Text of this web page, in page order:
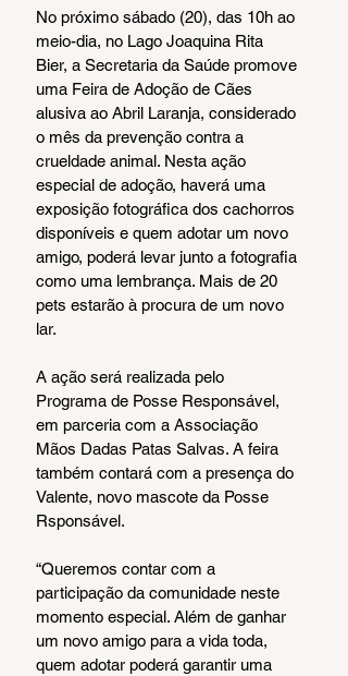
No próximo sábado (20), das 10h ao
meio-dia, no Lago Joaquina Rita
Bier, a Secretaria da Saúde promove
uma Feira de Adoção de Cães
alusiva ao Abril Laranja, considerado
o mês da prevenção contra a
crueldade animal. Nesta ação
especial de adoção, haverá uma
exposição fotográfica dos cachorros
disponíveis e quem adotar um novo
amigo, poderá levar junto a fotografia
como uma lembrança. Mais de 20
pets estarão à procura de um novo
lar.
A ação será realizada pelo
Programa de Posse Responsável,
em parceria com a Associação
Mãos Dadas Patas Salvas. A feira
também contará com a presença do
Valente, novo mascote da Posse
Rsponsável.
“Queremos contar com a
participação da comunidade neste
momento especial. Além de ganhar
um novo amigo para a vida toda,
quem adotar poderá garantir uma